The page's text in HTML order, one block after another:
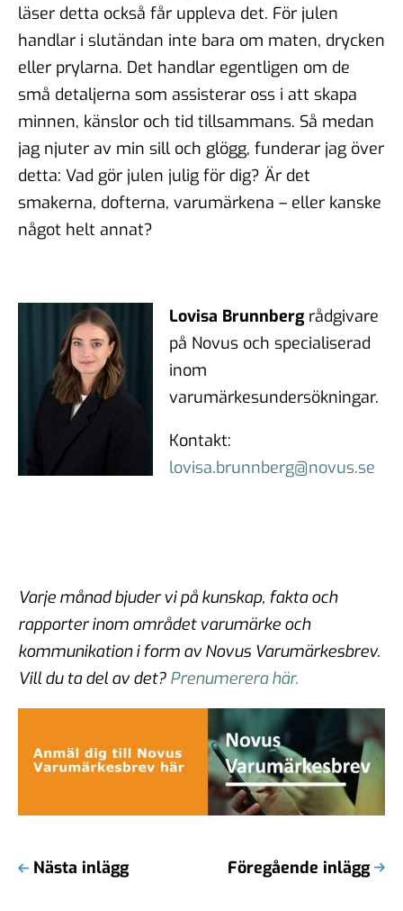
läser detta också får uppleva det. För julen
handlar i slutändan inte bara om maten, drycken
eller prylarna. Det handlar egentligen om de
små detaljerna som assisterar oss i att skapa
minnen, känslor och tid tillsammans. Så medan
jag njuter av min sill och glögg, funderar jag över
detta: Vad gör julen julig för dig? Är det
smakerna, dofterna, varumärkena – eller kanske
något helt annat?
Lovisa Brunnbergrådgivare
på Novus och specialiserad
inom
varumärkesundersökningar.
Kontakt:
lovisa.brunnberg@novus.se
Varje månad bjuder vi på kunskap, fakta och
rapporter inom området varumärke och
kommunikation i form av Novus Varumärkesbrev.
Vill du ta del av det? Prenumerera här.
Nästa inlägg Föregående inlägg